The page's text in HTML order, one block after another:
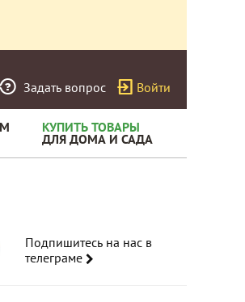
Задать вопрос Войти
КУПИТЬ ТОВАРЫ
ДЛЯ ДОМА И САДА
Подпишитесь на нас в
телеграме